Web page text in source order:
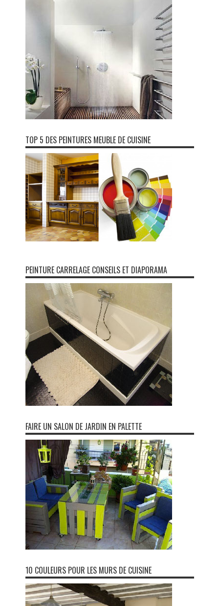
TOP 5 DES PEINTURES MEUBLE DE CUISINE
PEINTURE CARRELAGE CONSEILS ET DIAPORAMA
FAIRE UN SALON DE JARDIN EN PALETTE
10 COULEURS POUR LES MURS DE CUISINE